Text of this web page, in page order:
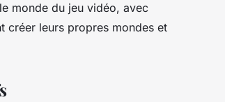
monde du jeu vidéo, avec
créer leurs propres mondes et